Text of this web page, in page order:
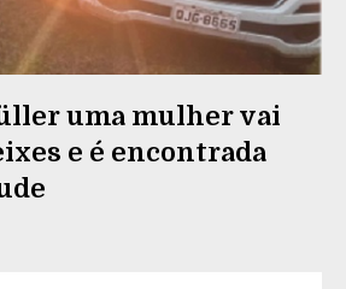
uma mulher vai
e é encontrada